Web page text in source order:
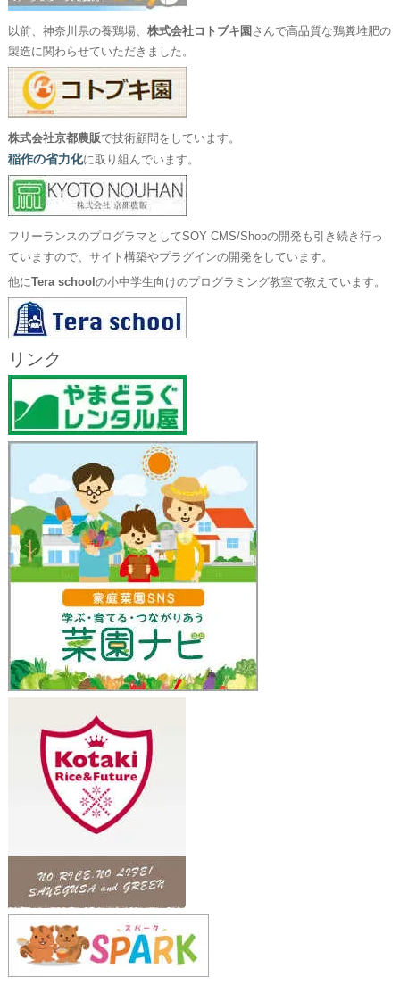
以前、神奈川県の養鶏場、 株式会社コトブキ園 さんで高品質な鶏糞堆肥の
製造に関わらせていただきました。
株式会社京都農販で技術顧問をしています。
稲作の省力化に取り組んでいます。
フリーランスのプログラマとしてSOY CMS/Shopの開発も引き続き行っ
ていますので、サイト構築やプラグインの開発をしています。
他にTera school の小中学生向けのプログラミング教室で教えています。
リンク